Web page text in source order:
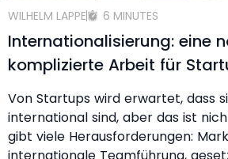
WILHELM LAPPE 6 MINUTES
Internationalisierung: eine
komplizierte Arbeit für
Von Startups wird erwartet, dass
international sind, aber das ist
gibt viele Herausforderungen: